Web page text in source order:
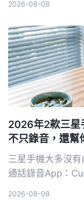
2026-08-08
2026年2款三星
不只錄音，還幫
三星手機大多沒
通話錄音App：
2026-08-08